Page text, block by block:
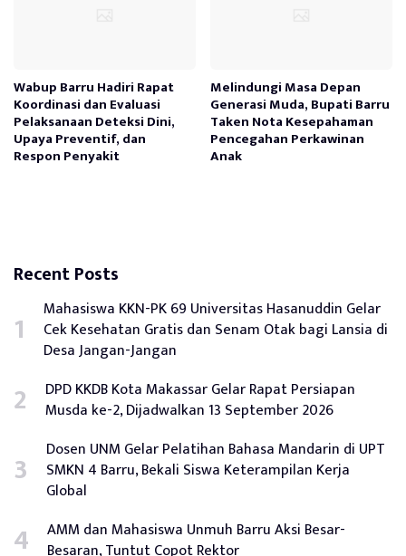
Wabup Barru Hadiri Rapat
Koordinasi dan Evaluasi
Pelaksanaan Deteksi Dini,
Upaya Preventif, dan
Respon Penyakit
Melindungi Masa Depan
Generasi Muda, Bupati Barru
Taken Nota Kesepahaman
Pencegahan Perkawinan
Anak
Recent Posts
Mahasiswa KKN-PK 69 Universitas Hasanuddin Gelar
Cek Kesehatan Gratis dan Senam Otak bagi Lansia di
Desa Jangan-Jangan
DPD KKDB Kota Makassar Gelar Rapat Persiapan
Musda ke-2, Dijadwalkan 13 September 2026
Dosen UNM Gelar Pelatihan Bahasa Mandarin di UPT
SMKN 4 Barru, Bekali Siswa Keterampilan Kerja
Global
AMM dan Mahasiswa Unmuh Barru Aksi Besar-
Besaran, Tuntut Copot Rektor